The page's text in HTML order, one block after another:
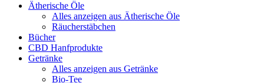
Ätherische Öle
Alles anzeigen aus Ätherische Öle
Räucherstäbchen
Bücher
CBD Hanfprodukte
Getränke
Alles anzeigen aus Getränke
Bio-Tee